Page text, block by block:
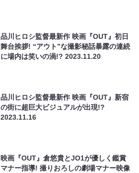
品川ヒロシ監督最新作 映画『OUT』初日
舞台挨拶! “アウト”な撮影秘話暴露の連続
に場内は笑いの渦!?2023.11.20
品川ヒロシ監督最新作 映画『OUT』新宿
の街に超巨大ビジュアルが出現!?
2023.11.16
映画『OUT』倉悠貴とJO1が優しく鑑賞
マナー指導! 撮りおろしの劇場マナー映像